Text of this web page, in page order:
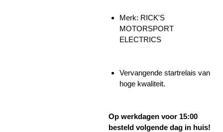
Merk: RICK'S
MOTORSPORT
ELECTRICS
Vervangende startrelais van
hoge kwaliteit.
Op werkdagen voor 15:00
besteld volgende dag in huis!